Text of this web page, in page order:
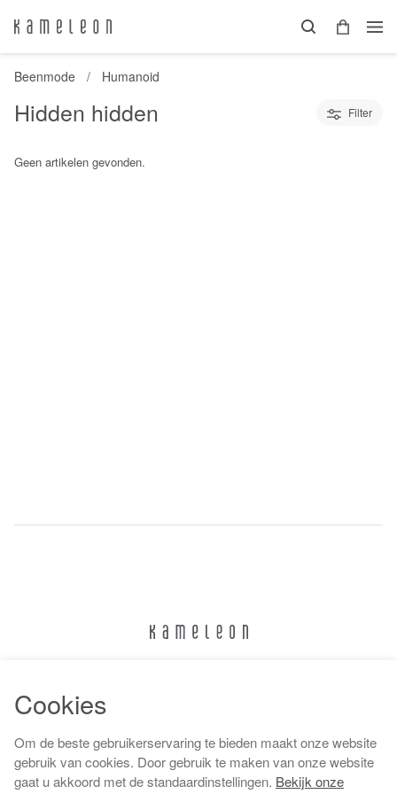
Beenmode Humanoid
Hidden hidden Filter
Geen artikelen gevonden.
Algemene voorwaarden
Cookies
Om de beste gebruikerservaring te bieden maakt onze website
gebruik van cookies. Door gebruik te maken van onze website
gaat u akkoord met de standaardinstellingen. Bekijk onze